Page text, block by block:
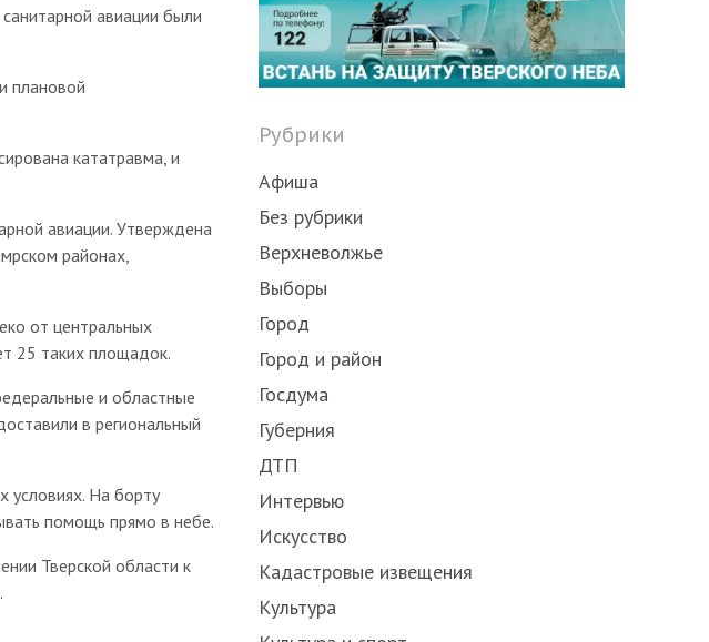
авиации были
плановой
кататравма, и
авиации. Утверждена
районах,
от центральных
25 таких площадок.
и областные
в региональный
условиях. На борту
помощь прямо в небе.
Тверской области к
Рубрики
Афиша
Без рубрики
Верхневолжье
Выборы
Город
Город и район
Госдума
Губерния
ДТП
Интервью
Искусство
Кадастровые извещения
Культура